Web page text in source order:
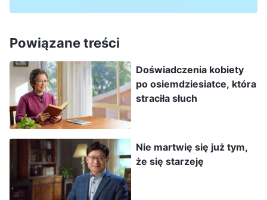
warto byłoby się podzielić. Mam już swój wiek i
mam nadwątlone. Wszystko jest dla mnie
trudne. Nie jestem w stanie wypełniać
obowiązków, a do tego łatwo zapominam i
opacznie rozumiem różne rzeczy. Czasem mam
mętlik w głowie, przez co przysparzam
problemów kościołowi oraz braciom i siostrom.
Chcę dostąpić zbawienia i dążyć do prawdy, ale
to bardzo trudne. Co na to poradzę?«. (…) Są
Powiązane treści
Doświadczenia kobiety
po osiemdziesiatce, która
straciła słuch
Nie martwię się już tym,
że się starzeję